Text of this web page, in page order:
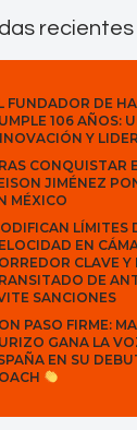
recientes
FUNDADOR DE
106 AÑOS:
Y
CONQUISTAR
JIMÉNEZ
MÉXICO
LÍMITES
EN
CLAVE Y
DE
SANCIONES
PASO FIRME:
GANA LA
EN SU